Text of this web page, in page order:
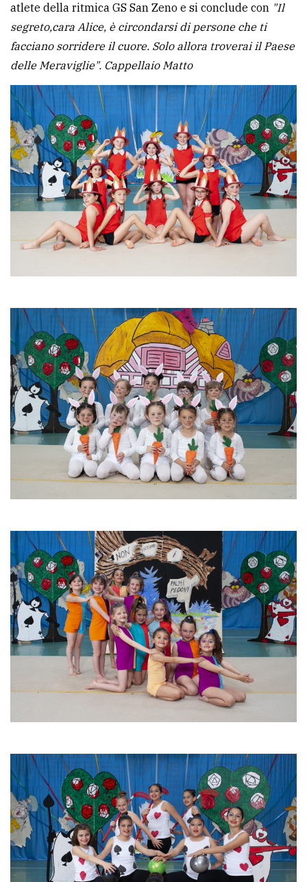
atlete della ritmica GS San Zeno e si conclude con "Il
segreto,cara Alice, è circondarsi di persone che ti
facciano sorridere il cuore. Solo allora troverai il Paese
delle Meraviglie". Cappellaio Matto